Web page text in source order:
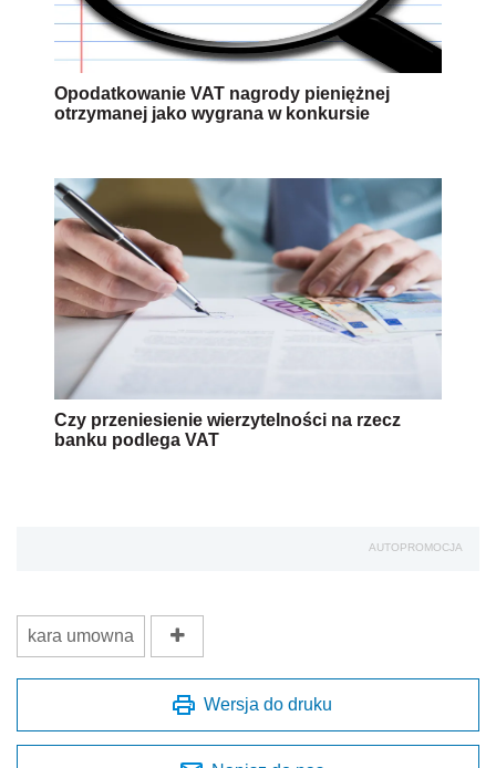
Opodatkowanie VAT nagrody pieniężnej
otrzymanej jako wygrana w konkursie
Czy przeniesienie wierzytelności na rzecz
banku podlega VAT
AUTOPROMOCJA
kara umowna
Wersja do druku